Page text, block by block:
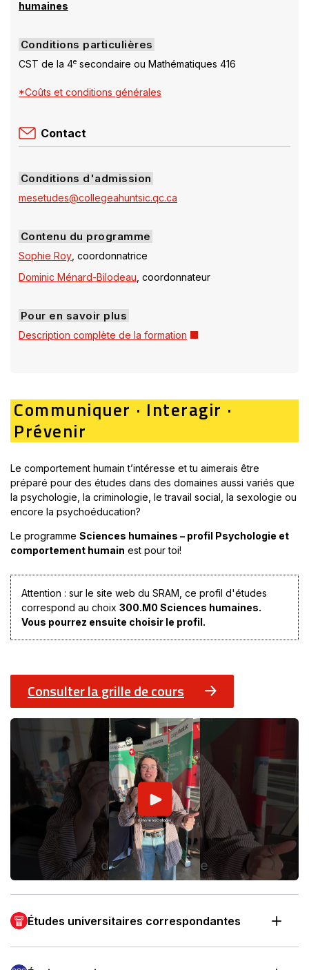
humaines
Conditions particulières
CST de la 4e secondaire ou Mathématiques 416
*Coûts et conditions générales
Contact
Conditions d'admission
mesetudes@collegeahuntsic.qc.ca
Contenu du programme
Sophie Roy , coordonnatrice
Dominic Ménard-Bilodeau , coordonnateur
Pour en savoir plus
Description complète de la formation Ce
nouvelle
fenêtre
Communiquer · Interagir ·
Prévenir
Le comportement humain t’intéresse et tu aimerais être
préparé pour des études dans des domaines aussi variés que
la psychologie, la criminologie, le travail social, la sexologie ou
encore la psychoéducation?
Le programme Sciences humaines – profil Psychologie et
comportement humain est pour toi!
Attention : sur le site web du SRAM, ce profil d'études
correspond au choix 300.M0 Sciences humaines.
Vous pourrez ensuite choisir le profil.
Consulter la grille de cours
Études universitaires correspondantes